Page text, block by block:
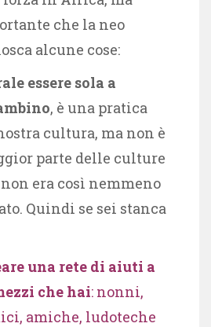
che la neo
alcune cose:
essere sola a
, è una pratica
cultura, ma non è
parte delle culture
era così nemmeno
Quindi se sei stanca
una rete di aiuti a
che hai: nonni,
amiche, ludoteche